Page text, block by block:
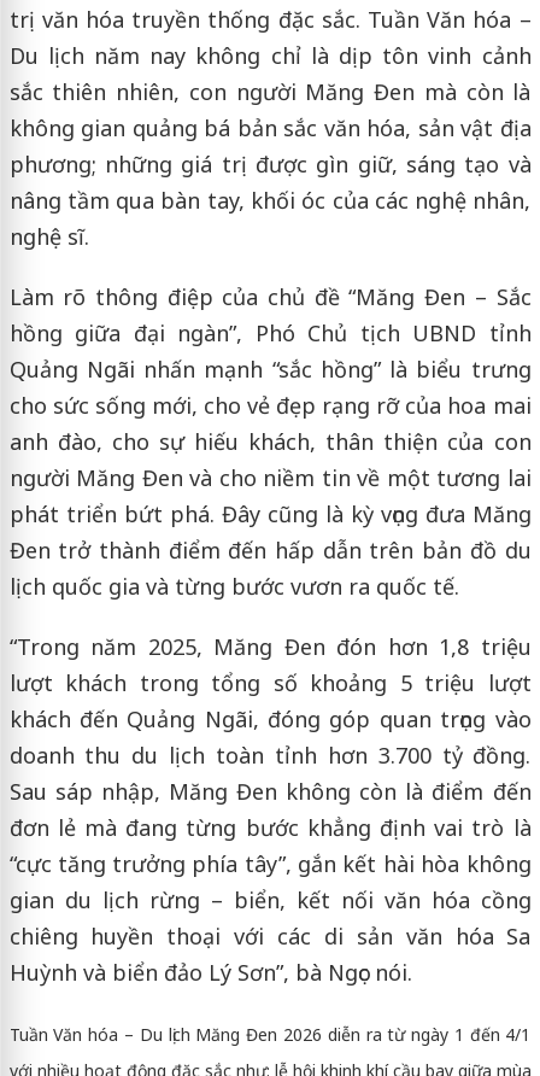
trị văn hóa truyền thống đặc sắc. Tuần Văn hóa –
Du lịch năm nay không chỉ là dịp tôn vinh cảnh
sắc thiên nhiên, con người Măng Đen mà còn là
không gian quảng bá bản sắc văn hóa, sản vật địa
phương; những giá trị được gìn giữ, sáng tạo và
nâng tầm qua bàn tay, khối óc của các nghệ nhân,
nghệ sĩ.
Làm rõ thông điệp của chủ đề “Măng Đen – Sắc
hồng giữa đại ngàn”, Phó Chủ tịch UBND tỉnh
Quảng Ngãi nhấn mạnh “sắc hồng” là biểu trưng
cho sức sống mới, cho vẻ đẹp rạng rỡ của hoa mai
anh đào, cho sự hiếu khách, thân thiện của con
người Măng Đen và cho niềm tin về một tương lai
phát triển bứt phá. Đây cũng là kỳ vọng đưa Măng
Đen trở thành điểm đến hấp dẫn trên bản đồ du
lịch quốc gia và từng bước vươn ra quốc tế.
“Trong năm 2025, Măng Đen đón hơn 1,8 triệu
lượt khách trong tổng số khoảng 5 triệu lượt
khách đến Quảng Ngãi, đóng góp quan trọng vào
doanh thu du lịch toàn tỉnh hơn 3.700 tỷ đồng.
Sau sáp nhập, Măng Đen không còn là điểm đến
đơn lẻ mà đang từng bước khẳng định vai trò là
“cực tăng trưởng phía tây”, gắn kết hài hòa không
gian du lịch rừng – biển, kết nối văn hóa cồng
chiêng huyền thoại với các di sản văn hóa Sa
Huỳnh và biển đảo Lý Sơn”, bà Ngọc nói.
Tuần Văn hóa – Du lịch Măng Đen 2026 diễn ra từ ngày 1 đến 4/1
với nhiều hoạt động đặc sắc như: lễ hội khinh khí cầu bay giữa mùa